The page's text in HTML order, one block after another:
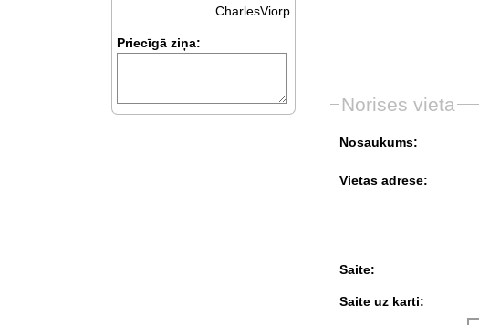
Norises vieta
Nosaukums:
Vietas adrese:
Saite:
Saite uz karti:
CharlesViorp
Priecīgā ziņa: